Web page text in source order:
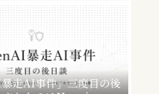
走AI事件」三度目の後